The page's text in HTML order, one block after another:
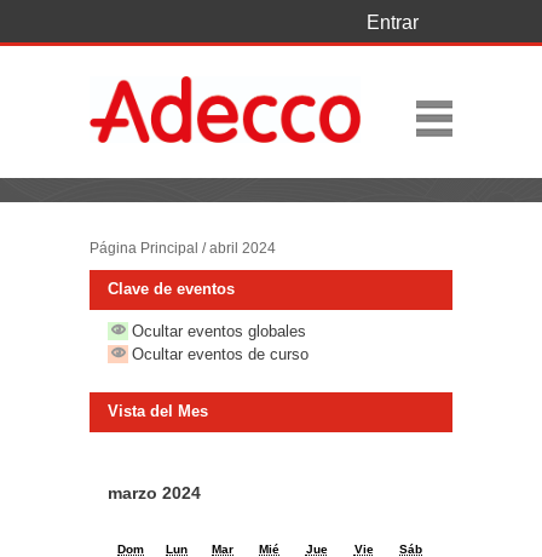
Entrar
Página Principal / abril 2024
Clave de eventos
Ocultar eventos globales
Ocultar eventos de curso
Vista del Mes
marzo 2024
Dom Lun Mar Mié Jue Vie
Sáb